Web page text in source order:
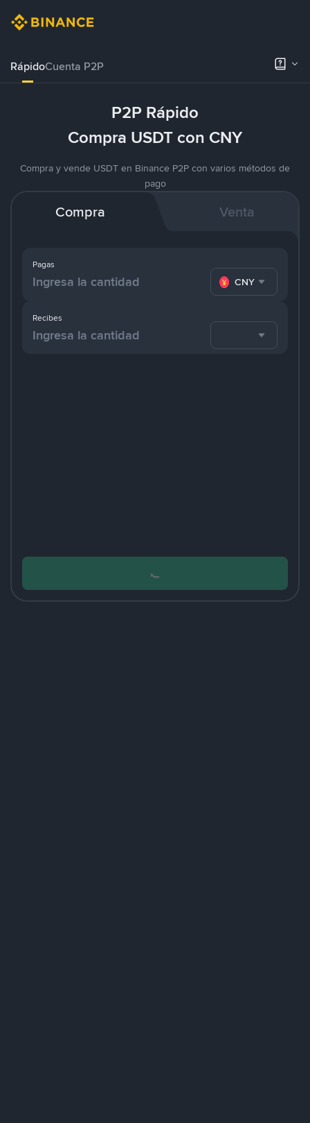
RápidoCuenta P2P
P2P Rápido
Compra USDT con CNY
Compra y vende USDT en Binance P2P con varios métodos de
pago
Compra Venta
Pagas
CNY
Recibes